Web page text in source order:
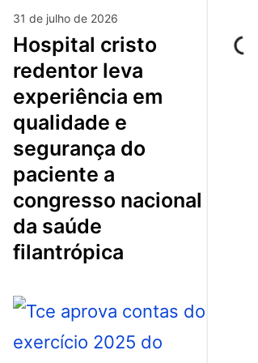
31 de julho de 2026
hospital cristo
redentor leva
experiência em
qualidade e
segurança do
paciente a
congresso nacional
da saúde
filantrópica